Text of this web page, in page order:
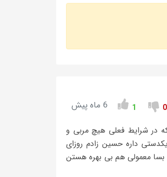
0
1 6 ماه پیش
باشیم... میدونیم که در شرایط فعلی هیچ‌ مربی و
داره حسین زادم روزای
بسا معمولی هم بی بهره هستن